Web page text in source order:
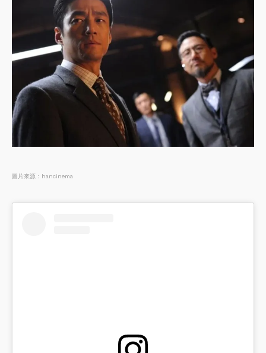
圖片來源：hancinema